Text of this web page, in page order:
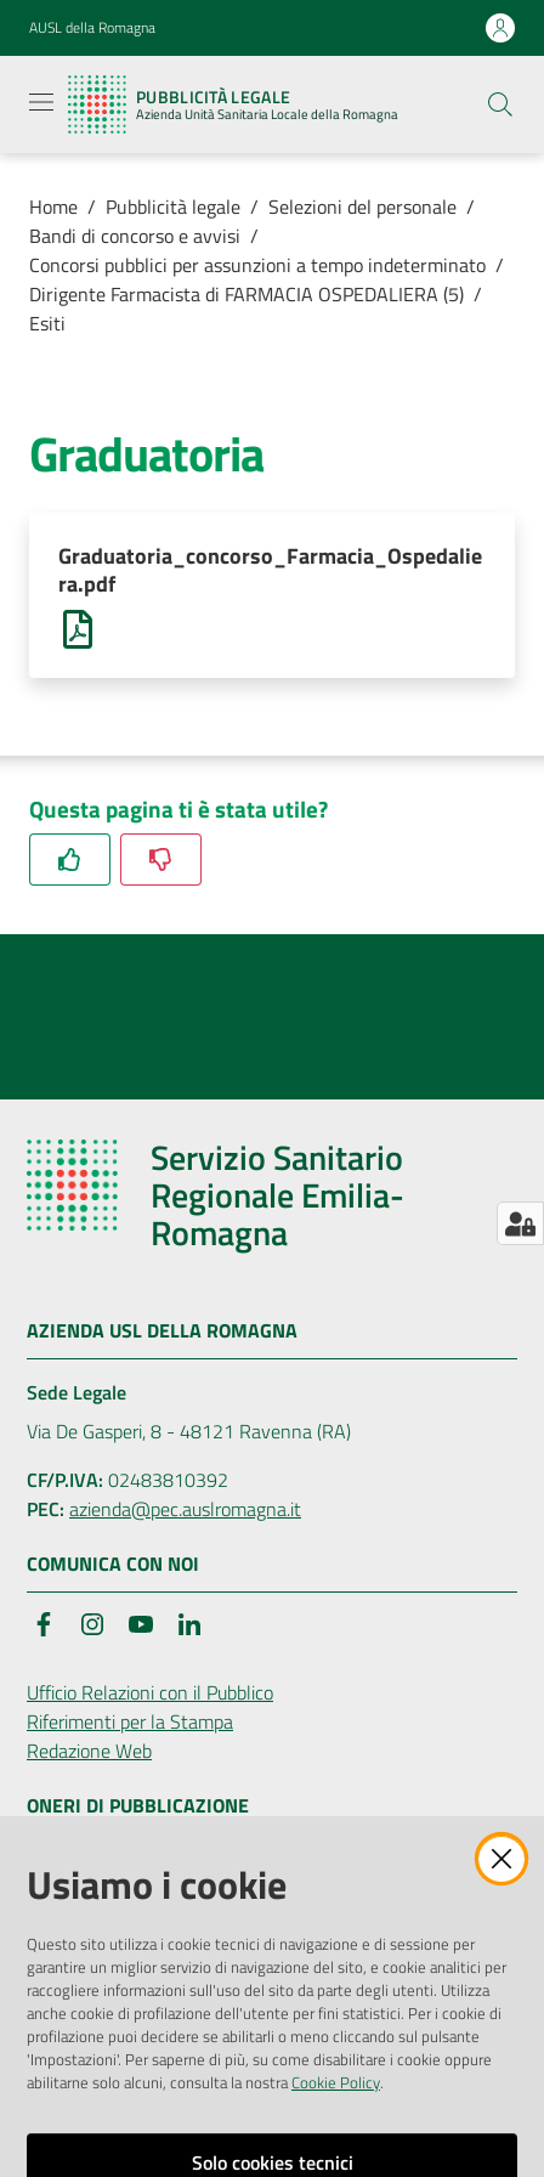
Vai al contenuto
Vai alla navigazione
Vai al footer
AUSL della Romagna
PUBBLICITÀ LEGALE
Azienda Unità Sanitaria Locale della Romagna
legale
Azienda
Unità
Locale della
Azienda
Luoghi di
AUSL
Comunica
Home / Pubblicità legale / Selezioni del personale /
Bandi di concorso e avvisi /
Concorsi pubblici per assunzioni a tempo indeterminato /
Dirigente Farmacista di FARMACIA OSPEDALIERA (5) /
Esiti
Graduatoria
Graduatoria_concorso_Farmacia_Ospedalie
ra.pdf
Questa pagina ti è stata utile?
Servizio Sanitario
Regionale Emilia-
Romagna
AZIENDA USL DELLA ROMAGNA
Sede Legale
Via De Gasperi, 8 - 48121 Ravenna (RA)
CF/P.IVA: 02483810392
PEC: azienda@pec.auslromagna.it
COMUNICA CON NOI
FacebookInstagramYouTube
Ufficio Relazioni con il Pubblico
Riferimenti per la Stampa
Redazione Web
ONERI DI PUBBLICAZIONE
Amministrazione Trasparente
Pubblicità legale
Privacy Policy
Attuazione Misure PNRR
Liste di Attesa
ENTI, IMPRESE E PARTNER
Fatturazione Elettronica
Usiamo i cookie
Questo sito utilizza i cookie tecnici di navigazione e di sessione per
garantire un miglior servizio di navigazione del sito, e cookie analitici per
raccogliere informazioni sull'uso del sito da parte degli utenti. Utilizza
anche cookie di profilazione dell'utente per fini statistici. Per i cookie di
profilazione puoi decidere se abilitarli o meno cliccando sul pulsante
'Impostazioni'. Per saperne di più, su come disabilitare i cookie oppure
abilitarne solo alcuni, consulta la nostraCookie Policy.
Solo cookies tecnici